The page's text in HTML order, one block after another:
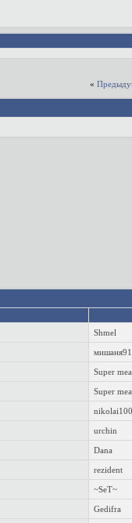
«
Shmel
мишаня91
Super
Super
nikolai100
urchin
Dana
rezident
~SeT~
Gedifra